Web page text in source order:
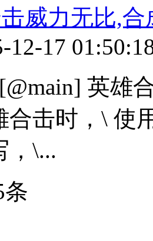
威力无比,
12-17
英雄
合击时，\ 使
，\...